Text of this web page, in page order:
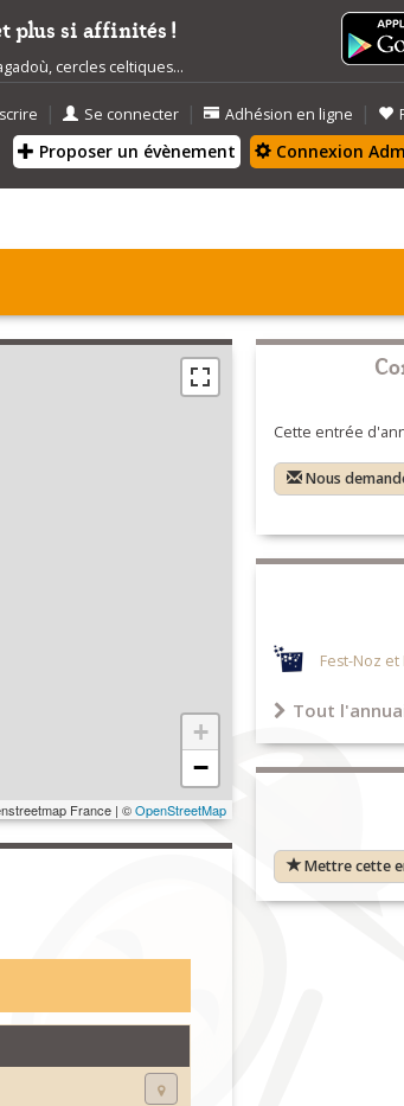
plus si affinités !
cercles celtiques...
| Se connecter | Adhésion en ligne |
Proposer un évènement Connexion
+
−
France | ©OpenStreetMap
Cette entrée
Nous
Fest-Noz et
Tout
Mettre cette